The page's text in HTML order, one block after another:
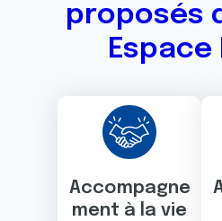
proposés
Espace
Accompagne
ment à la vie